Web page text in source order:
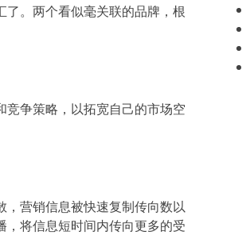
。两个看似毫关联的品牌，根
争策略，以拓宽自己的市场空
营销信息被快速复制传向数以
将信息短时间内传向更多的受